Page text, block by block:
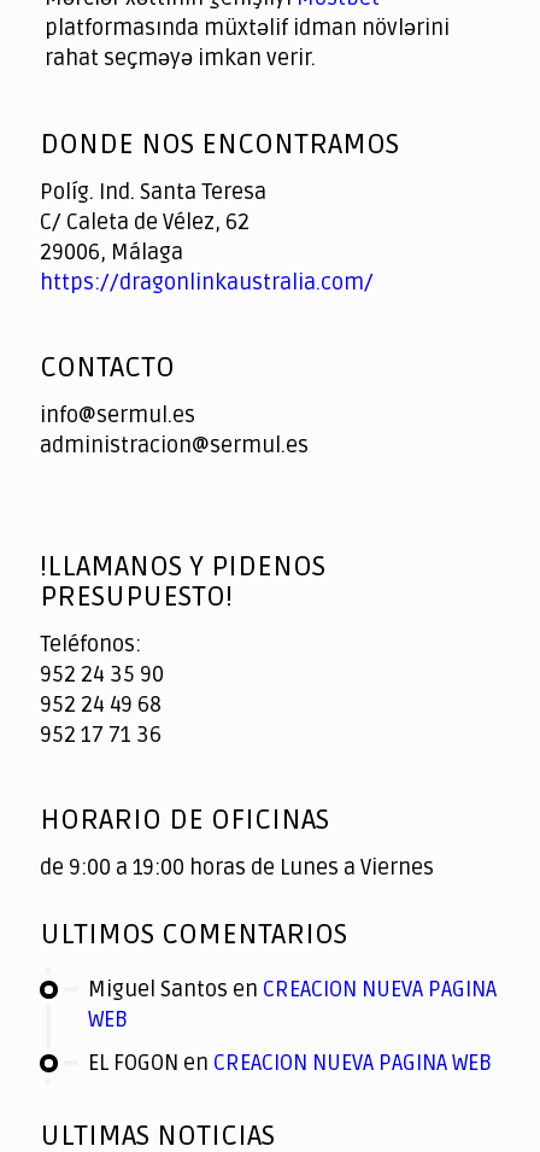
platformasında müxtəlif idman növlərini
rahat seçməyə imkan verir.
of
DONDE NOS ENCONTRAMOS
Políg. Ind. Santa Teresa
C/ Caleta de Vélez, 62
29006, Málaga
https://dragonlinkaustralia.com/
CONTACTO
info@sermul.es
administracion@sermul.es
!LLAMANOS Y PIDENOS
PRESUPUESTO!
Teléfonos:
952 24 35 90
952 24 49 68
952 17 71 36
HORARIO DE OFICINAS
de 9:00 a 19:00 horas de Lunes a Viernes
ULTIMOS COMENTARIOS
Miguel Santos en CREACION NUEVA PAGINA
WEB
EL FOGON en CREACION NUEVA PAGINA WEB
ULTIMAS NOTICIAS